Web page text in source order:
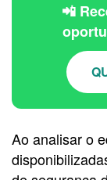
📲
Ao analisar o